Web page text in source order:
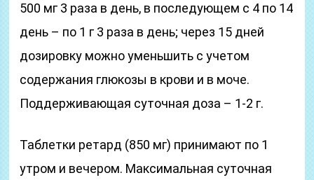
500 мг 3 раза в день, в последующем с 4 по 14
день – по 1 г 3 раза в день; через 15 дней
дозировку можно уменьшить с учетом
содержания глюкозы в крови и в моче.
Поддерживающая суточная доза – 1-2 г.
Таблетки ретард (850 мг) принимают по 1
утром и вечером. Максимальная суточная